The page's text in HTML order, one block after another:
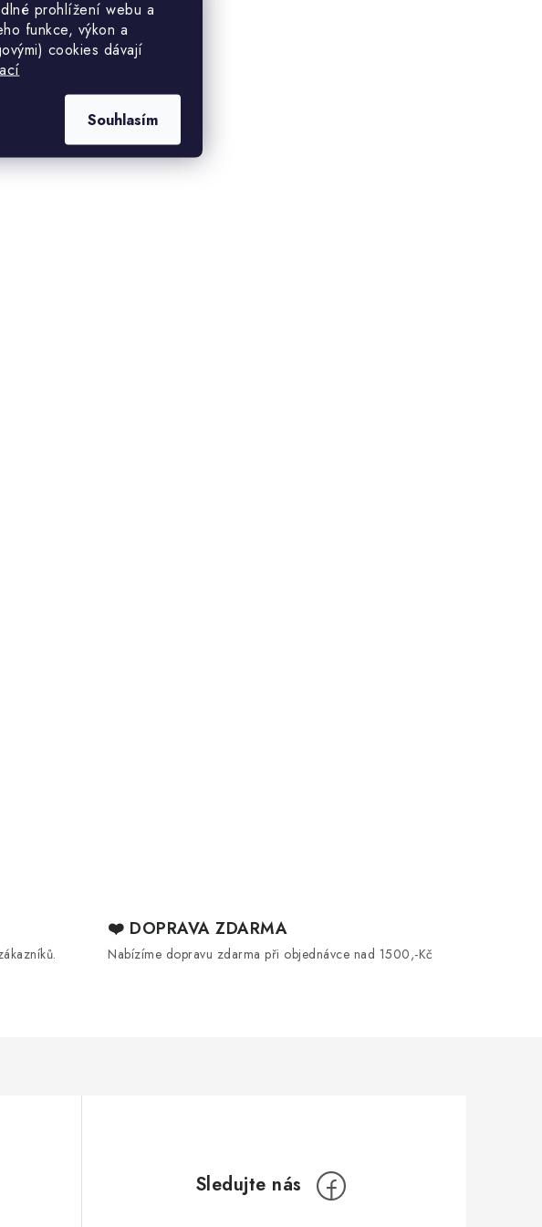
prohlížení webu a
funkce, výkon a
cookies dávají
Souhlasím
❤️ DOPRAVA ZDARMA
Nabízíme dopravu zdarma při objednávce nad 1500,-Kč